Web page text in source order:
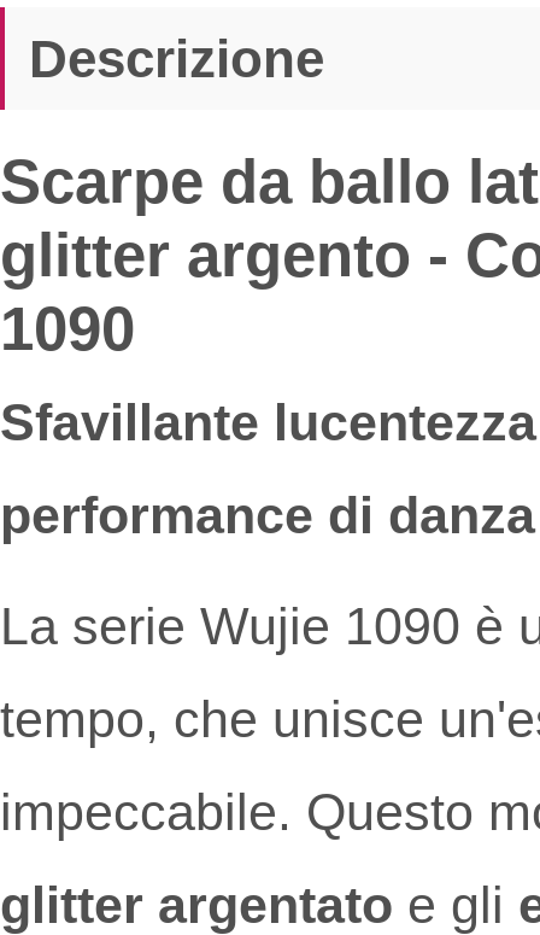
Descrizione
Scarpe da ballo
glitter argento -
1090
Sfavillante
performance di danza
La serie Wujie 1090 è
tempo, che unisce
impeccabile. Questo
glitter argentato e gli